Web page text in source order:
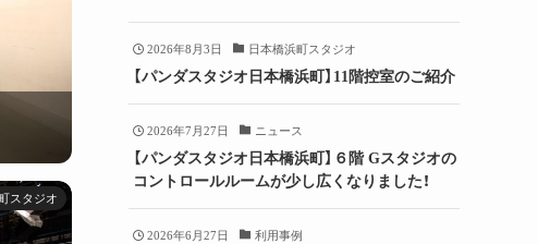
スタジオ
2026年8月3日 日本橋浜町スタジオ
【パンダスタジオ日本橋浜町】11階控室のご紹介
2026年7月27日 ニュース
【パンダスタジオ日本橋浜町】６階 Gスタジオの
コントロールルームが少し広くなりました！
2026年6月27日 利用事例